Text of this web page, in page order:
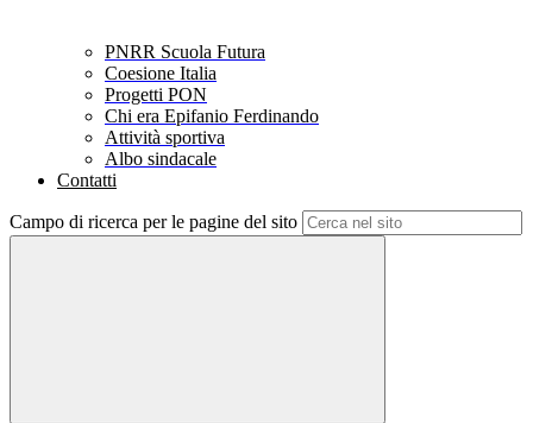
PNRR Scuola Futura
Coesione Italia
Progetti PON
Chi era Epifanio Ferdinando
Attività sportiva
Albo sindacale
Contatti
Campo di ricerca per le pagine del sito